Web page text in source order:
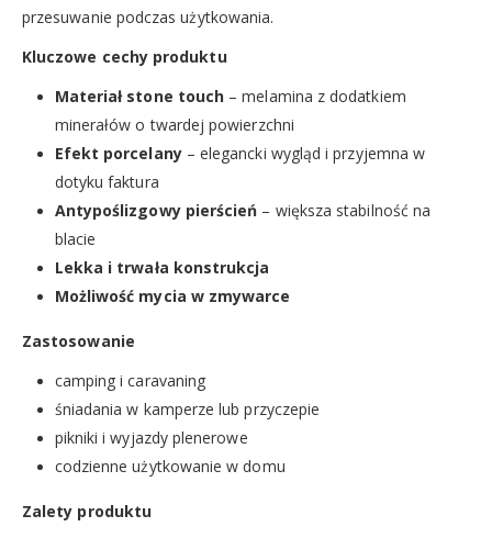
przesuwanie podczas użytkowania.
Kluczowe cechy produktu
Materiał stone touch – melamina z dodatkiem
minerałów o twardej powierzchni
Efekt porcelany– elegancki wygląd i przyjemna w
dotyku faktura
Antypoślizgowy pierścień – większa stabilność na
blacie
Lekka i trwała konstrukcja
Możliwość mycia w zmywarce
Zastosowanie
camping i caravaning
śniadania w kamperze lub przyczepie
pikniki i wyjazdy plenerowe
codzienne użytkowanie w domu
Zalety produktu